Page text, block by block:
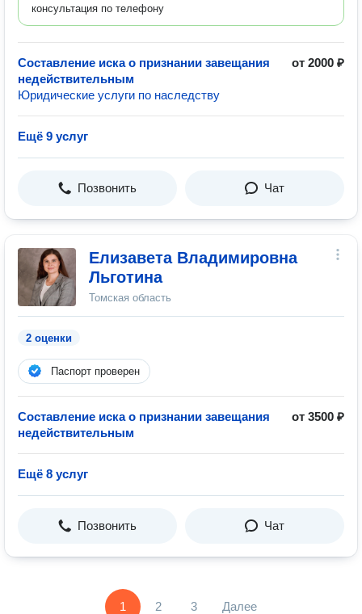
консультация по телефону
Составление иска о признании завещания
недействительным
от 2000 ₽
Юридические услуги по наследству
Ещё 9 услуг
Позвонить Чат
Елизавета Владимировна
Льготина
Томская область
2 оценки
Паспорт проверен
Составление иска о признании завещания
недействительным
от 3500 ₽
Ещё 8 услуг
Позвонить Чат
1 2 3 Далее